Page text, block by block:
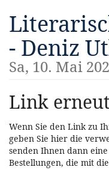
Haupt-
Inhalt
springen
- Deniz
Sa, 10. Mai
Link
Wenn Sie den Link zu
geben Sie hier die
senden Ihnen dann
Bestellungen, die mit